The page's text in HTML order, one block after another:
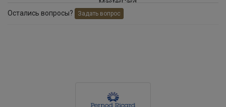
Остались вопросы? Задать вопрос